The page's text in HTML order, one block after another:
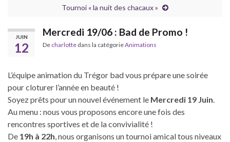
Tournoi « la nuit des chacaux »
JUIN
12
Mercredi 19/06 : Bad de Promo !
De charlotte dans la catégorieAnimations
L’équipe animation du Trégor bad vous prépare une soirée
pour cloturer l’année en beauté !
Soyez prêts pour un nouvel événement le Mercredi 19 Juin.
Au menu : nous vous proposons encore une fois des
rencontres sportives et de la convivialité !
De 19h à 22h, nous organisons un tournoi amical tous niveaux